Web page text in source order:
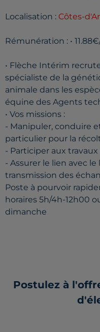
Localisation : Côtes-
Rémunération : •
• Flèche Intérim
spécialiste de la
animale dans les
équine des Agents
• Vos missions :
- Manipuler, conduire
particulier pour la
- Participer aux
- Assurer le lien avec
transmission des
Poste à pourvoir
horaires 5h/4h-12h00
dimanche
Postulez à